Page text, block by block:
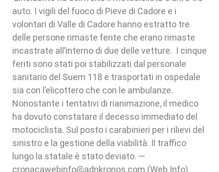
auto. I vigili del fuoco di Pieve di Cadore e i
volontari di Valle di Cadore hanno estratto tre
delle persone rimaste ferite che erano rimaste
incastrate all’interno di due delle vetture. I cinque
feriti sono stati poi stabilizzati dal personale
sanitario del Suem 118 e trasportati in ospedale
sia con l’elicottero che con le ambulanze.
Nonostante i tentativi di rianimazione, il medico
ha dovuto constatare il decesso immediato del
motociclista. Sul posto i carabinieri per i rilievi del
sinistro e la gestione della viabilità. Il traffico
lungo la statale è stato deviato. —
cronacawebinfo@adnkronos.com (Web Info)